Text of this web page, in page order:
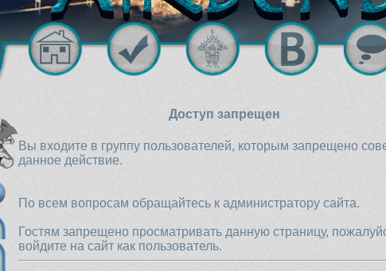
Доступ запрещен
Вы входите в группу пользователей, которым запрещено
данное действие.
По всем вопросам обращайтесь к администратору сайта.
Гостям запрещено просматривать данную страницу,
войдите на сайт как пользователь.